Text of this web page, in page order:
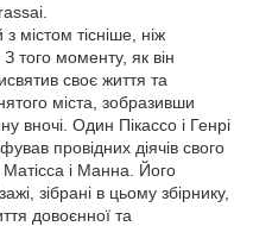
тісніше, ніж
того моменту, як він
своє життя та
міста, зобразивши
вночі. Один Пікассо і Генрі
провідних діячів свого
і Манна. Його
зібрані в цьому збірнику,
довоєнної та